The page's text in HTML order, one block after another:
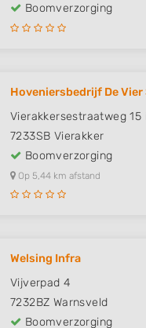
Boomverzorging
Hoveniersbedrijf De Vier
Vierakkersestraatweg 15
7233SB Vierakker
Boomverzorging
Op 5,44 km afstand
Welsing Infra
Vijverpad 4
7232BZ Warnsveld
Boomverzorging